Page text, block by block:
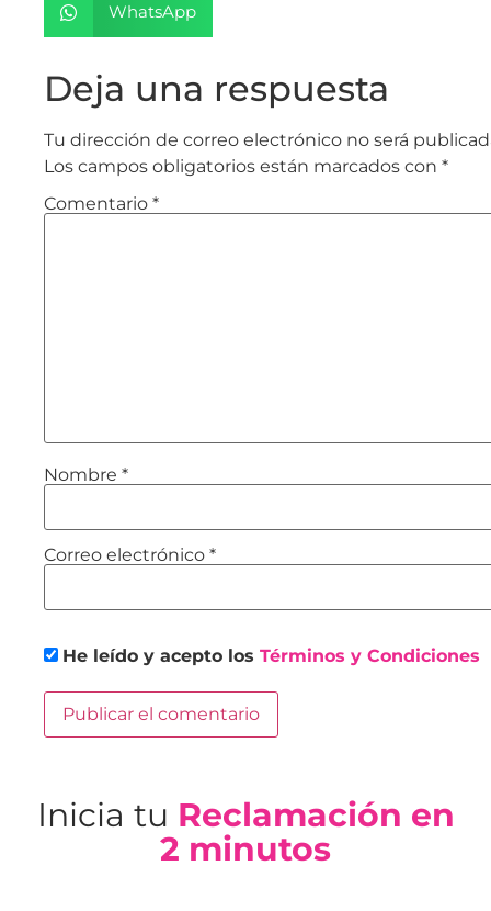
WhatsApp
Deja una respuesta
Tu dirección de correo electrónico no será
Los campos obligatorios están marcados con *
Comentario *
Nombre *
Correo electrónico *
He leído y acepto los Términos y Condiciones
Inicia tu Reclamación en
2 minutos